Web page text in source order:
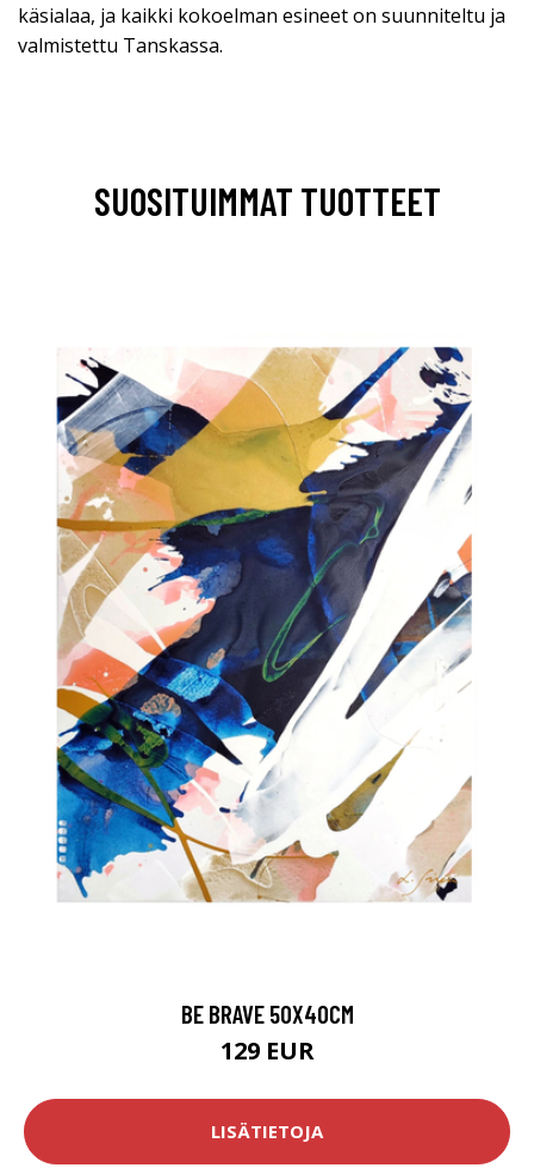
käsialaa, ja kaikki kokoelman esineet on suunniteltu ja
valmistettu Tanskassa.
SUOSITUIMMAT TUOTTEET
BE BRAVE 50X40CM
129 EUR
LISÄTIETOJA